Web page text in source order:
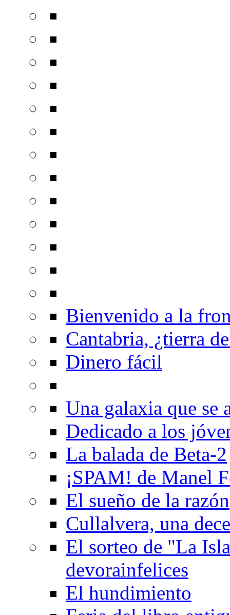
Bienvenido a la
Cantabria, ¿tierra
Dinero fácil
Una galaxia que se
Dedicado a los
La balada de Beta-2
¡SPAM! de Manel
El sueño de la razón
Cullalvera, una
El sorteo de "La
devorainfelices
El hundimiento